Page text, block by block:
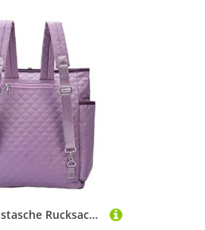
Gralara Tennistasche Rucksack Umhängetasche Paddeltasche Flexibel Tragbar Aus Widerstandsfähigem Nylongewebe für Den Sportplatz, Lila